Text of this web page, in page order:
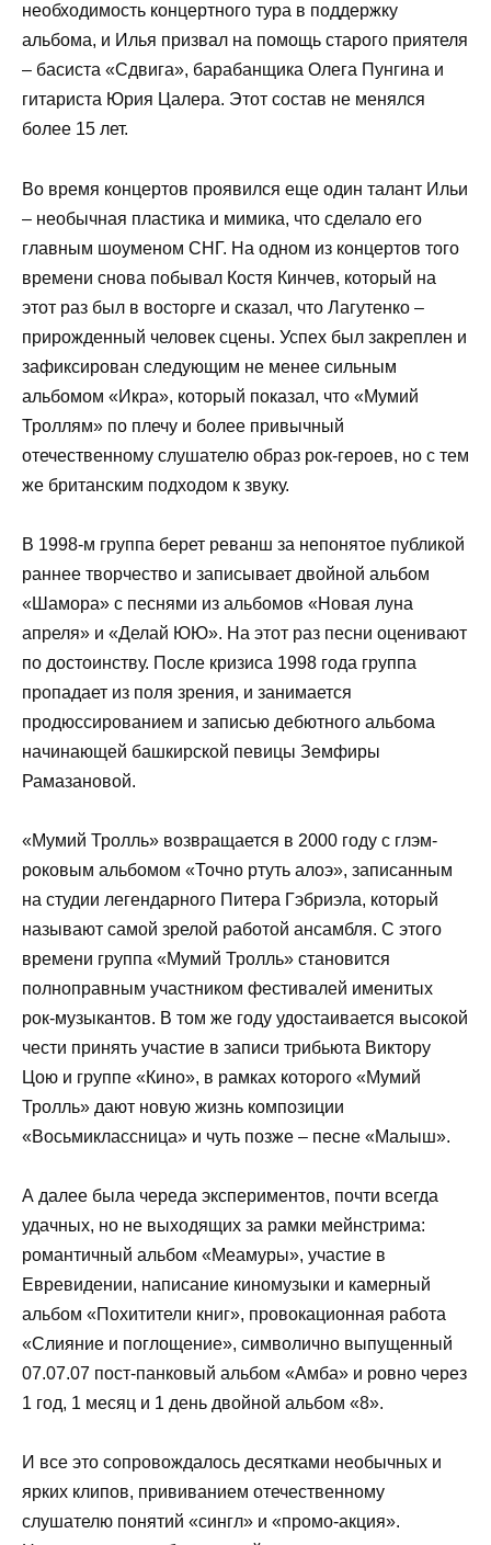
необходимость концертного тура в поддержку
альбома, и Илья призвал на помощь старого приятеля
– басиста «Сдвига», барабанщика Олега Пунгина и
гитариста Юрия Цалера. Этот состав не менялся
более 15 лет.
Во время концертов проявился еще один талант Ильи
– необычная пластика и мимика, что сделало его
главным шоуменом СНГ. На одном из концертов того
времени снова побывал Костя Кинчев, который на
этот раз был в восторге и сказал, что Лагутенко –
прирожденный человек сцены. Успех был закреплен и
зафиксирован следующим не менее сильным
альбомом «Икра», который показал, что «Мумий
Троллям» по плечу и более привычный
отечественному слушателю образ рок-героев, но с тем
же британским подходом к звуку.
В 1998-м группа берет реванш за непонятое публикой
раннее творчество и записывает двойной альбом
«Шамора» с песнями из альбомов «Новая луна
апреля» и «Делай ЮЮ». На этот раз песни оценивают
по достоинству. После кризиса 1998 года группа
пропадает из поля зрения, и занимается
продюссированием и записью дебютного альбома
начинающей башкирской певицы Земфиры
Рамазановой.
«Мумий Тролль» возвращается в 2000 году с глэм-
роковым альбомом «Точно ртуть алоэ», записанным
на студии легендарного Питера Гэбриэла, который
называют самой зрелой работой ансамбля. С этого
времени группа «Мумий Тролль» становится
полноправным участником фестивалей именитых
рок-музыкантов. В том же году удостаивается высокой
чести принять участие в записи трибьюта Виктору
Цою и группе «Кино», в рамках которого «Мумий
Тролль» дают новую жизнь композиции
«Восьмиклассница» и чуть позже – песне «Малыш».
А далее была череда экспериментов, почти всегда
удачных, но не выходящих за рамки мейнстрима:
романтичный альбом «Меамуры», участие в
Евревидении, написание киномузыки и камерный
альбом «Похитители книг», провокационная работа
«Слияние и поглощение», символично выпущенный
07.07.07 пост-панковый альбом «Амба» и ровно через
1 год, 1 месяц и 1 день двойной альбом «8».
И все это сопровождалось десятками необычных и
ярких клипов, прививанием отечественному
слушателю понятий «сингл» и «промо-акция».